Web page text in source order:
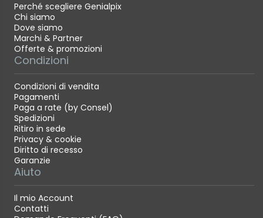
Perché scegliere Genialpix
Chi siamo
Dove siamo
Marchi & Partner
Offerte & promozioni
Condizioni
Condizioni di vendita
Pagamenti
Paga a rate (by Consel)
Spedizioni
Ritiro in sede
Privacy & cookie
Diritto di recesso
Garanzie
Aiuto
Il mio Account
Contatti